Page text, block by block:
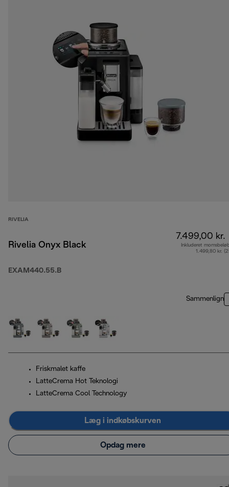
RIVELIA
Rivelia Onyx Black
EXAM440.55.B
7.499,00 kr.
Inkluderet
1.499,80 kr.
Sammenlign
Friskmalet kaffe
LatteCrema Hot Teknologi
LatteCrema Cool Technology
Læg i indkøbskurven
Opdag mere